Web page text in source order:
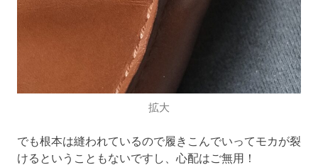
拡大
でも根本は縫われているので履きこんでいってモカが裂
けるということもないですし、心配はご無用！